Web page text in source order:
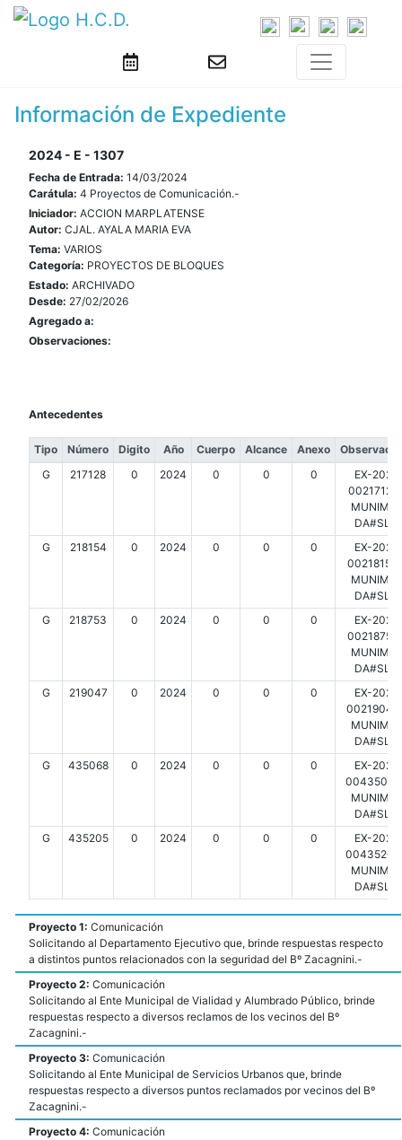
Información de Expediente
2024 - E - 1307
Fecha de Entrada: 14/03/2024
Carátula: 4 Proyectos de Comunicación.-
Iniciador: ACCION MARPLATENSE
Autor: CJAL. AYALA MARIA EVA
Tema: VARIOS
Categoría: PROYECTOS DE BLOQUES
Estado: ARCHIVADO
Desde: 27/02/2026
Agregado a:
Observaciones:
Antecedentes
Tipo Número Digito Año Cuerpo Alcance Anexo
G
217128 0 2024 0 0 0
EX-
G
218154 0 2024 0 0 0
EX-
G
218753 0 2024 0 0 0
EX-
G
219047 0 2024 0 0 0
EX-
G
435068 0 2024 0 0 0
EX-
G
435205 0 2024 0 0 0
EX-
Proyecto 1: Comunicación
Solicitando al Departamento Ejecutivo que, brinde respuestas respecto
a distintos puntos relacionados con la seguridad del Bº Zacagnini.-
Proyecto 2: Comunicación
Solicitando al Ente Municipal de Vialidad y Alumbrado Público, brinde
respuestas respecto a diversos reclamos de los vecinos del Bº
Zacagnini.-
Proyecto 3: Comunicación
Solicitando al Ente Municipal de Servicios Urbanos que, brinde
respuestas respecto a diversos puntos reclamados por vecinos del Bº
Zacagnini.-
Proyecto 4: Comunicación